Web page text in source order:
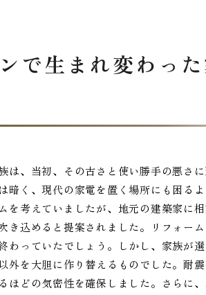
で生まれ変わっ
、当初、その古さと使い勝手の悪さ
暗く、現代の家電を置く場所にも困る
考えていましたが、地元の建築家に
込めると提案されました。リフォー
わっていたでしょう。しかし、家族が
外を大胆に作り替えるものでした。耐
どの気密性を確保しました。さらに